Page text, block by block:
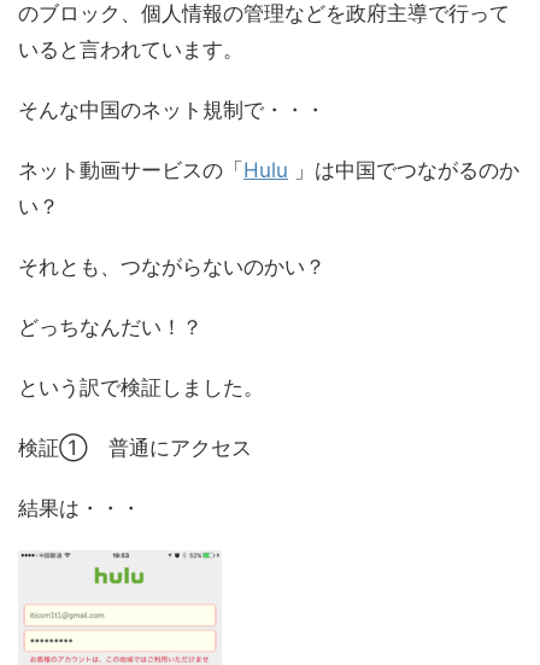
のブロック、個人情報の管理などを政府主導で行って
いると言われています。
そんな中国のネット規制で・・・
ネット動画サービスの「 Hulu 」は中国でつながるのか
い？
それとも、つながらないのかい？
どっちなんだい！？
という訳で検証しました。
検証① 普通にアクセス
結果は・・・